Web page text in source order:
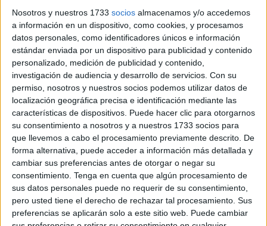
Nosotros y nuestros 1733 socios almacenamos y/o accedemos
a información en un dispositivo, como cookies, y procesamos
datos personales, como identificadores únicos e información
estándar enviada por un dispositivo para publicidad y contenido
personalizado, medición de publicidad y contenido,
investigación de audiencia y desarrollo de servicios. Con su
permiso, nosotros y nuestros socios podemos utilizar datos de
localización geográfica precisa e identificación mediante las
características de dispositivos. Puede hacer clic para otorgarnos
su consentimiento a nosotros y a nuestros 1733 socios para
que llevemos a cabo el procesamiento previamente descrito. De
forma alternativa, puede acceder a información más detallada y
cambiar sus preferencias antes de otorgar o negar su
consentimiento. Tenga en cuenta que algún procesamiento de
sus datos personales puede no requerir de su consentimiento,
pero usted tiene el derecho de rechazar tal procesamiento. Sus
preferencias se aplicarán solo a este sitio web. Puede cambiar
la eucaristía. Pronto, se incorporaron asambleas los
martes y sábados. Finalmente, el procedimiento se
cristalizó con el pontificado de Gregorio II (669-731 d. C.),
determinándose un ritual eucarístico para los jueves de
Cuaresma.
Y desde el punto y final del siglo V (401-500 d. C.), el
entramado de la Cuaresma corresponde a los cuarenta
días, respetados a la luz del simbolismo bíblico con un
prisma enteramente salvífico y redentor, del que es signo
su designación como ‘Sacramentum’.
A la hechura de la Cuaresma, ya en la mañana del ‘Jueves
Santo’ concurriría la disciplina penitencial para la
reconciliación de los pecadores. A ello hay que añadir, los